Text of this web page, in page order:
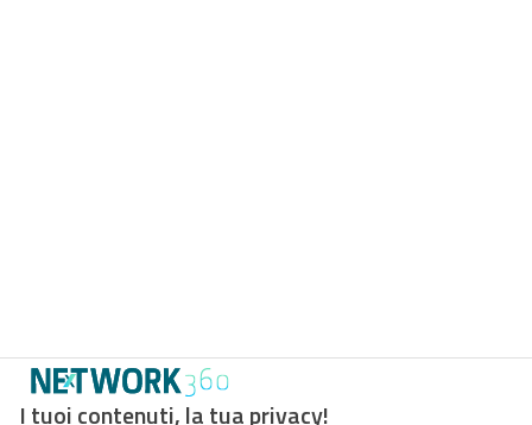
I tuoi contenuti, la tua privacy!